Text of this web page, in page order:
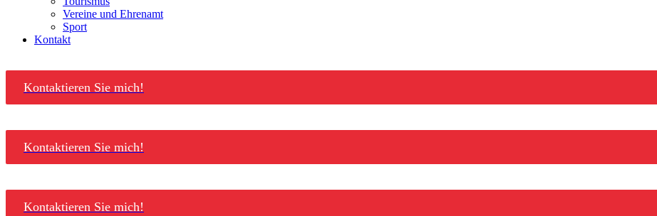
Vereine und Ehrenamt
Sport
Kontakt
Kontaktieren Sie mich!
Kontaktieren Sie mich!
Kontaktieren Sie mich!